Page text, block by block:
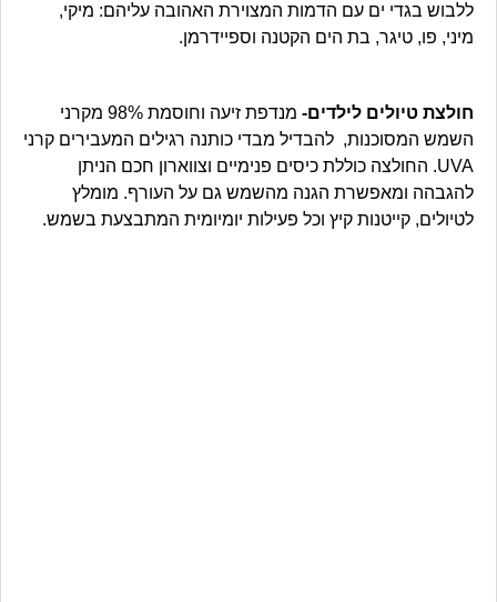
ללבוש בגדי ים עם הדמות המצוירת האהובה עליהם: מיקי,
מיני, פו, טיגר, בת הים הקטנה וספיידרמן.
חולצת טיולים לילדים-
מנדפת זיעה וחוסמת 98% מקרני
השמש המסוכנות, להבדיל מבדי כותנה רגילים המעבירים קרני
UVA. החולצה כוללת כיסים פנימיים וצווארון חכם הניתן
להגבהה ומאפשרת הגנה מהשמש גם על העורף. מומלץ
לטיולים, קייטנות קיץ וכל פעילות יומיומית המתבצעת בשמש.